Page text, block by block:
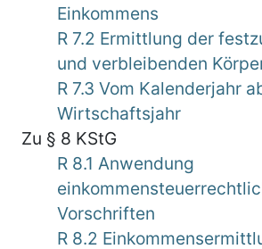
Einkommens
R 7.2 Ermittlung der
und verbleibenden
R 7.3 Vom Kalenderjahr
Wirtschaftsjahr
Zu § 8 KStG
R 8.1 Anwendung
Vorschriften
R 8.2